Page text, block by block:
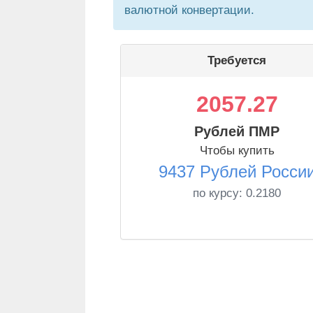
валютной конвертации.
Требуется
2057.27
Рублей ПМР
Чтобы купить
9437 Рублей
по курсу: 0.2180